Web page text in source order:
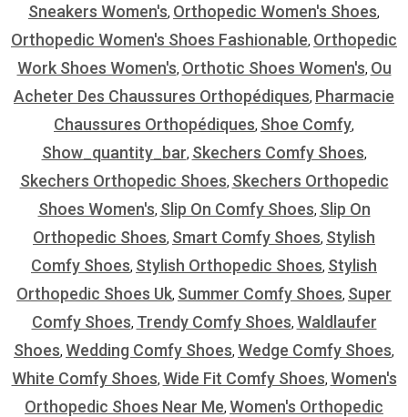
Sneakers Women's, Orthopedic Women's Shoes,
Orthopedic Women's Shoes Fashionable, Orthopedic
Work Shoes Women's, Orthotic Shoes Women's, Ou
Acheter Des Chaussures Orthopédiques, Pharmacie
Chaussures Orthopédiques, Shoe Comfy,
Show_quantity_bar, Skechers Comfy Shoes,
Skechers Orthopedic Shoes, Skechers Orthopedic
Shoes Women's, Slip On Comfy Shoes, Slip On
Orthopedic Shoes, Smart Comfy Shoes, Stylish
Comfy Shoes, Stylish Orthopedic Shoes, Stylish
Orthopedic Shoes Uk, Summer Comfy Shoes, Super
Comfy Shoes, Trendy Comfy Shoes, Waldlaufer
Shoes, Wedding Comfy Shoes, Wedge Comfy Shoes,
White Comfy Shoes, Wide Fit Comfy Shoes, Women's
Orthopedic Shoes Near Me, Women's Orthopedic